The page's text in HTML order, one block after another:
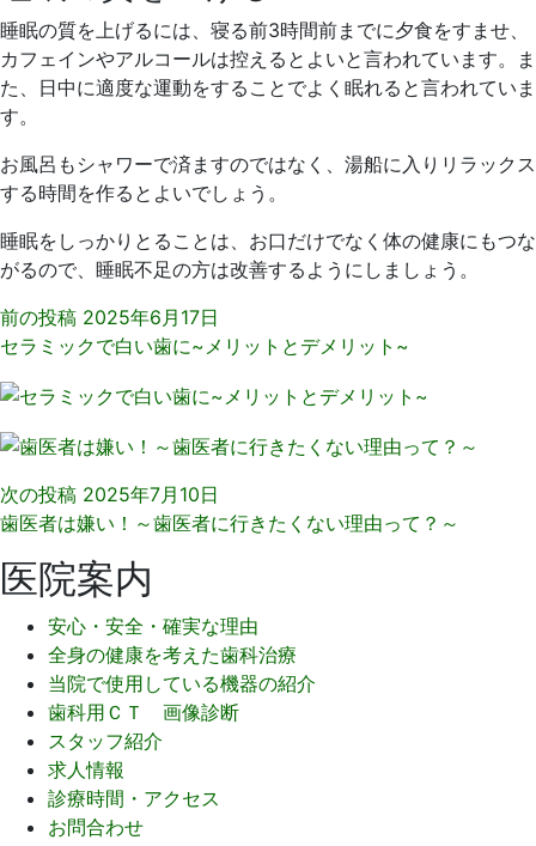
睡眠の質を上げるには、寝る前3時間前までに夕食をすませ、
カフェインやアルコールは控えるとよいと言われています。ま
た、日中に適度な運動をすることでよく眠れると言われていま
す。
お風呂もシャワーで済ますのではなく、湯船に入りリラックス
する時間を作るとよいでしょう。
睡眠をしっかりとることは、お口だけでなく体の健康にもつな
がるので、睡眠不足の方は改善するようにしましょう。
前の投稿 2025年6月17日
セラミックで白い歯に~メリットとデメリット~
次の投稿 2025年7月10日
歯医者は嫌い！～歯医者に行きたくない理由って？～
医院案内
安心・安全・確実な理由
全身の健康を考えた歯科治療
当院で使用している機器の紹介
歯科用ＣＴ 画像診断
スタッフ紹介
求人情報
診療時間・アクセス
お問合わせ